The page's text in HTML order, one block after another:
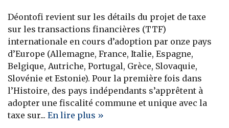
Déontofi revient sur les détails du projet de taxe
sur les transactions financières (TTF)
internationale en cours d’adoption par onze pays
d’Europe (Allemagne, France, Italie, Espagne,
Belgique, Autriche, Portugal, Grèce, Slovaquie,
Slovénie et Estonie). Pour la première fois dans
l’Histoire, des pays indépendants s’apprêtent à
adopter une fiscalité commune et unique avec la
taxe sur... En lire plus »